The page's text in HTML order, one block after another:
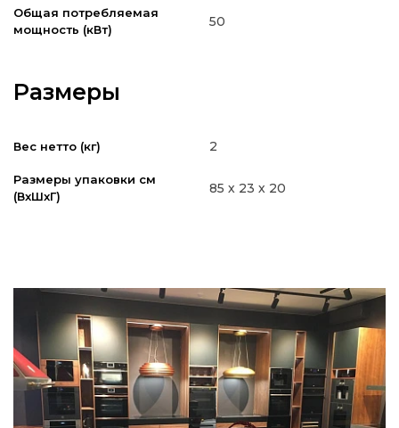
Общая потребляемая
мощность (кВт)
50
Размеры
Вес нетто (кг) 2
Размеры упаковки см
(ВxШxГ)
85 х 23 х 20